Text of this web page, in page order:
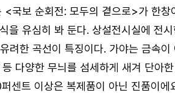
국보 순회전: 모두의 곁으로>가 한
유심히 봐 둔다. 상설전시실에 전
한 곡선이 특징이다. 가야는 금속
다양한 무늬를 섬세하게 새겨 단아
센트 이상은 복제품이 아닌 진품이